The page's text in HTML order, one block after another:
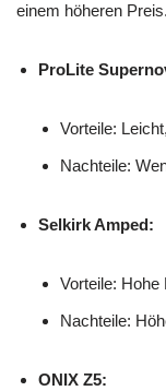
einem höheren Preis.
ProLite
Vorteile:
Nachteile:
Selkirk Amped:
Vorteile: Hohe
Nachteile:
ONIX Z5: